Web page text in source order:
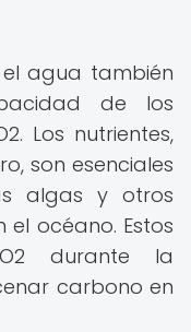
el agua también
de los
Los nutrientes,
son esenciales
algas y otros
océano. Estos
durante la
carbono en